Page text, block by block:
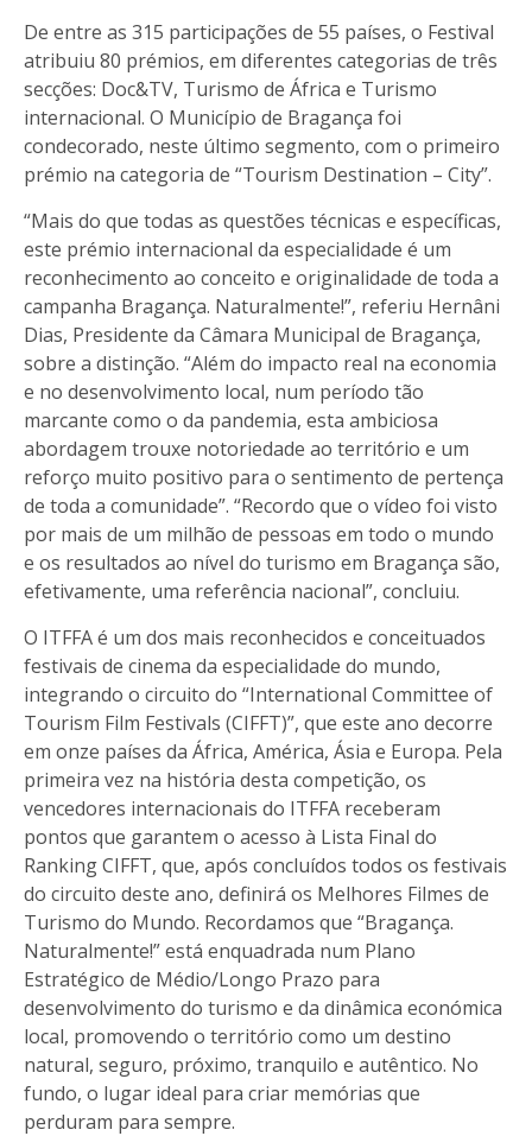
De entre as 315 participações de 55 países, o Festival
atribuiu 80 prémios, em diferentes categorias de três
secções: Doc&TV, Turismo de África e Turismo
internacional. O Município de Bragança foi
condecorado, neste último segmento, com o primeiro
prémio na categoria de “Tourism Destination – City”.
“Mais do que todas as questões técnicas e específicas,
este prémio internacional da especialidade é um
reconhecimento ao conceito e originalidade de toda a
campanha Bragança. Naturalmente!”, referiu Hernâni
Dias, Presidente da Câmara Municipal de Bragança,
sobre a distinção. “Além do impacto real na economia
e no desenvolvimento local, num período tão
marcante como o da pandemia, esta ambiciosa
abordagem trouxe notoriedade ao território e um
reforço muito positivo para o sentimento de pertença
de toda a comunidade”. “Recordo que o vídeo foi visto
por mais de um milhão de pessoas em todo o mundo
e os resultados ao nível do turismo em Bragança são,
efetivamente, uma referência nacional”, concluiu.
O ITFFA é um dos mais reconhecidos e conceituados
festivais de cinema da especialidade do mundo,
integrando o circuito do “International Committee of
Tourism Film Festivals (CIFFT)”, que este ano decorre
em onze países da África, América, Ásia e Europa. Pela
primeira vez na história desta competição, os
vencedores internacionais do ITFFA receberam
pontos que garantem o acesso à Lista Final do
Ranking CIFFT, que, após concluídos todos os festivais
do circuito deste ano, definirá os Melhores Filmes de
Turismo do Mundo. Recordamos que “Bragança.
Naturalmente!” está enquadrada num Plano
Estratégico de Médio/Longo Prazo para
desenvolvimento do turismo e da dinâmica económica
local, promovendo o território como um destino
natural, seguro, próximo, tranquilo e autêntico. No
fundo, o lugar ideal para criar memórias que
perduram para sempre.